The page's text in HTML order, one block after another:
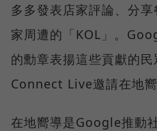
多多發表店家評論、分
家周遭的「KOL」。
的勳章表揚這些貢獻的
Connect Live邀請在地嚮
在地嚮導是Google推動